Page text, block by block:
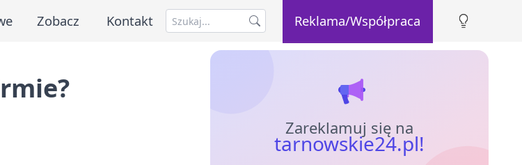
Zobacz Kontakt Reklama/Współpraca
Zareklamuj się na
tarnowskie24.pl!